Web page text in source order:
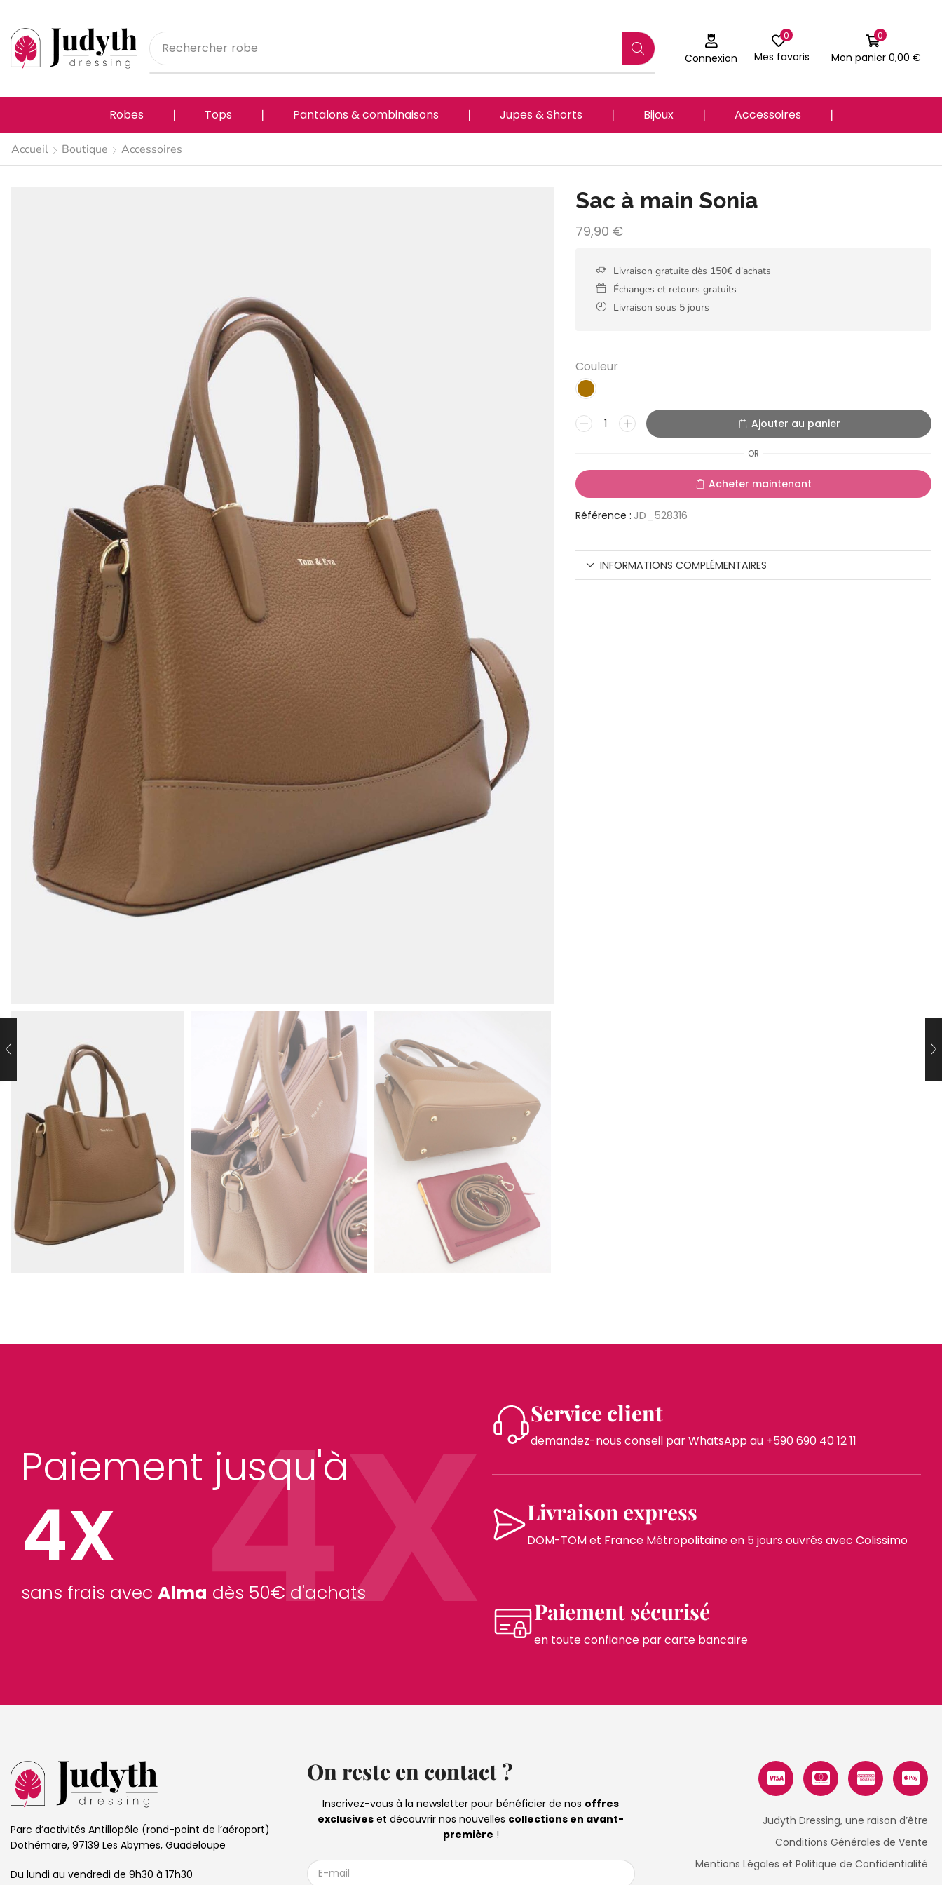
Rechercher pantalon
Connexion
0
Mes favoris
0
Mon panier 0,00 €
Robes ❘ Tops ❘ Pantalons & combinaisons ❘ Jupes & Shorts ❘ Bijoux ❘ Accessoires ❘
Accueil Boutique Accessoires
Sac à main Sonia
79,90 €
Livraison gratuite dès 150€ d'achats
Échanges et retours gratuits
Livraison sous 5 jours
Couleur
Ajouter au panier
OR
Acheter maintenant
Référence : JD_528316
INFORMATIONS COMPLÉMENTAIRES
Paiement jusqu'à
4X 4X
sans frais avec Alma dès 50€ d'achats
Service client
demandez-nous conseil par WhatsApp au +590 690 40 12 11
Livraison express
DOM-TOM et France Métropolitaine en 5 jours ouvrés avec Colissimo
Paiement sécurisé
en toute confiance par carte bancaire
Parc d’activités Antillopôle (rond-point de l’aéroport)
Dothémare, 97139 Les Abymes, Guadeloupe
Du lundi au vendredi de 9h30 à 17h30
On reste en contact ?
Inscrivez-vous à la newsletter pour bénéficier de nos offres
exclusives et découvrir nos nouvelles collections en avant-
première !
Judyth Dressing, une raison d’être
Conditions Générales de Vente
Mentions Légales et Politique de Confidentialité